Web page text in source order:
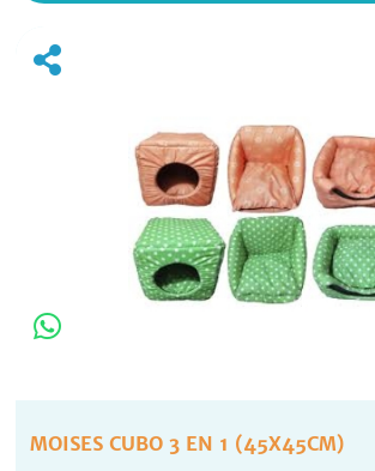
MOISES CUBO 3 EN 1 (45X45CM)